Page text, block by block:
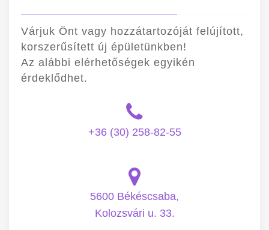
Várjuk Önt vagy hozzátartozóját felújított,
korszerűsített új épületünkben!
Az alábbi elérhetőségek egyikén
érdeklődhet.
+36 (30) 258-82-55
5600 Békéscsaba,
Kolozsvári u. 33.